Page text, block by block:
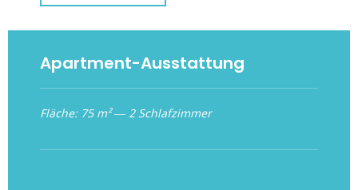
Apartment-Ausstattung
Fläche: 75 m² ― 2 Schlafzimmer